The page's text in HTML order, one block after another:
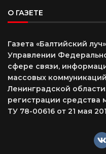
О ГАЗЕТЕ
Газета «Балтийский
Управлении
сфере связи,
массовых
Ленинградской
регистрации
ТУ 78-00616 от 21 мая